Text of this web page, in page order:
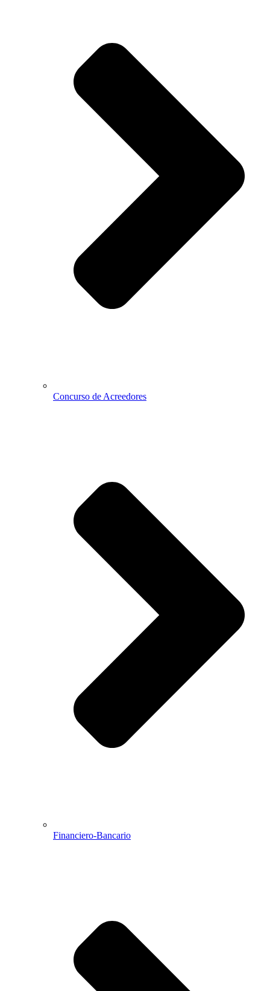
Concurso de Acreedores
Financiero-Bancario